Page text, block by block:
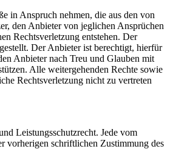
in Anspruch nehmen, die aus den von
den Anbieter von jeglichen Ansprüchen
Rechtsverletzung entstehen. Der
Der Anbieter ist berechtigt, hierfür
Anbieter nach Treu und Glauben mit
Alle weitergehenden Rechte sowie
Rechtsverletzung nicht zu vertreten
Leistungsschutzrecht. Jede vom
vorherigen schriftlichen Zustimmung des